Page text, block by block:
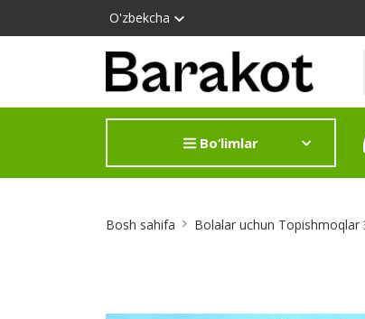
O'zbekcha
Bo‘limlar
Bosh sahifa Bolalar uchun Topishmoqlar